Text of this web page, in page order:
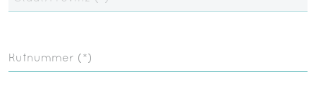
Rufnummer (*)